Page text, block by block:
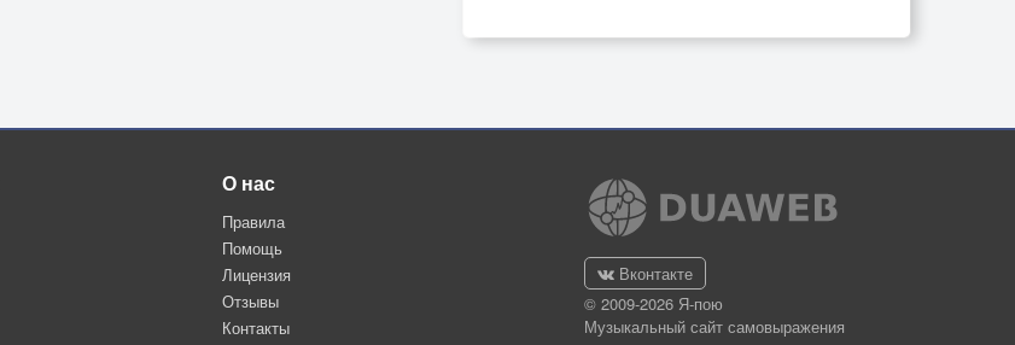
О нас
Правила
Помощь
Лицензия
Отзывы
Контакты
Вконтакте
© 2009-2026 Я-пою
Музыкальный сайт самовыражения